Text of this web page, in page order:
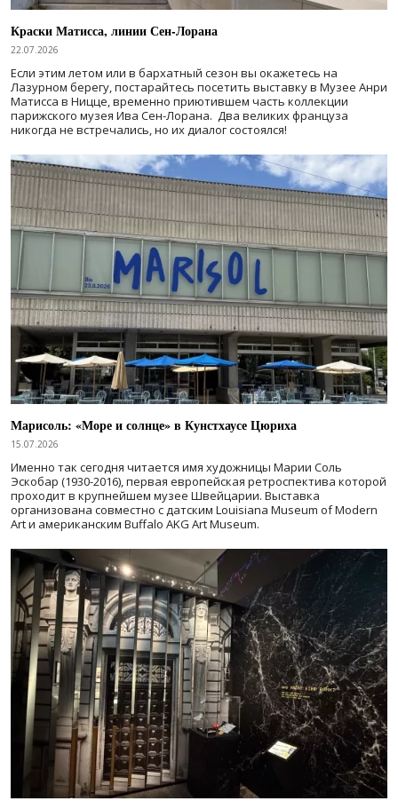
Краски Матисса, линии Сен-Лорана
22.07.2026
Если этим летом или в бархатный сезон вы окажетесь на
Лазурном берегу, постарайтесь посетить выставку в Музее Анри
Матисса в Ницце, временно приютившем часть коллекции
парижского музея Ива Сен-Лорана. Два великих француза
никогда не встречались, но их диалог состоялся!
Марисоль: «Море и солнце» в Кунстхаусе Цюриха
15.07.2026
Именно так сегодня читается имя художницы Марии Соль
Эскобар (1930-2016), первая европейская ретроспектива которой
проходит в крупнейшем музее Швейцарии. Выставка
организована совместно с датским Louisiana Museum of Modern
Art и американским Buffalo AKG Art Museum.